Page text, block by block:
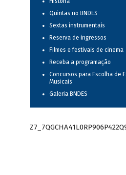
Quintas no BNDES
Sextas instrumentais
Reserva de ingressos
Filmes e festivais de cinema
Receba a programação
Concursos para Escolha de
Musicais
Galeria BNDES